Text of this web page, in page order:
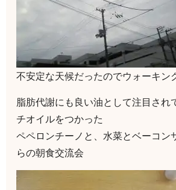
不安定な天候だったのでウォーキン
脂肪代謝にも良い油として注目され
チオイルをつかった
ペペロンチーノと、水菜とベーコン
らの朝食交流会